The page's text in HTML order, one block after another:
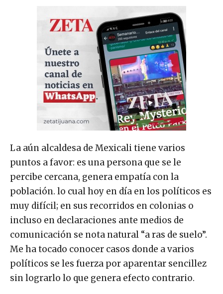
La aún alcaldesa de Mexicali tiene varios
puntos a favor: es una persona que se le
percibe cercana, genera empatía con la
población. lo cual hoy en día en los políticos es
muy difícil; en sus recorridos en colonias o
incluso en declaraciones ante medios de
comunicación se nota natural “a ras de suelo”.
Me ha tocado conocer casos donde a varios
políticos se les fuerza por aparentar sencillez
sin lograrlo lo que genera efecto contrario.